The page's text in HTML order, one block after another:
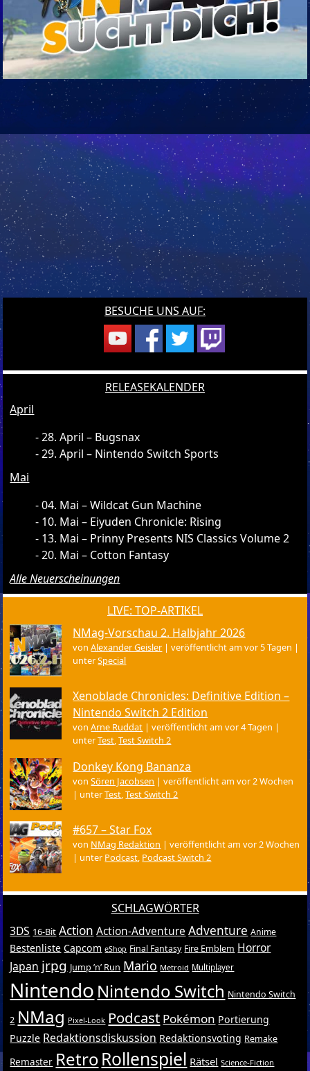
BESUCHE UNS AUF:
RELEASEKALENDER
April
28. April – Bugsnax
29. April – Nintendo Switch Sports
Mai
04. Mai – Wildcat Gun Machine
10. Mai – Eiyuden Chronicle: Rising
13. Mai – Prinny Presents NIS Classics Volume 2
20. Mai – Cotton Fantasy
Alle Neuerscheinungen
LIVE: TOP-ARTIKEL
NMag-Vorschau 2. Halbjahr 2026
vonAlexander Geisler |veröffentlicht am vor 5 Tagen |
unterSpecial
Xenoblade Chronicles: Definitive Edition –
Nintendo Switch 2 Edition
vonArne Ruddat |veröffentlicht am vor 4 Tagen |
unterTest,Test Switch 2
Donkey Kong Bananza
vonSören Jacobsen |veröffentlicht am vor 2 Wochen
| unterTest,Test Switch 2
#657 – Star Fox
von NMag Redaktion |veröffentlicht am vor 2 Wochen
| unter Podcast, Podcast Switch 2
SCHLAGWÖRTER
3DS 16-Bit Action Action-Adventure Adventure Anime
Bestenliste Capcom eShop Final Fantasy Fire Emblem Horror
Japan jrpg Jump ’n’ Run Mario Metroid Multiplayer
Nintendo Nintendo Switch Nintendo Switch
2 NMag Pixel-Look Podcast Pokémon Portierung
Puzzle Redaktionsdiskussion Redaktionsvoting Remake
Remaster RetroRollenspiel Rätsel Science-Fiction